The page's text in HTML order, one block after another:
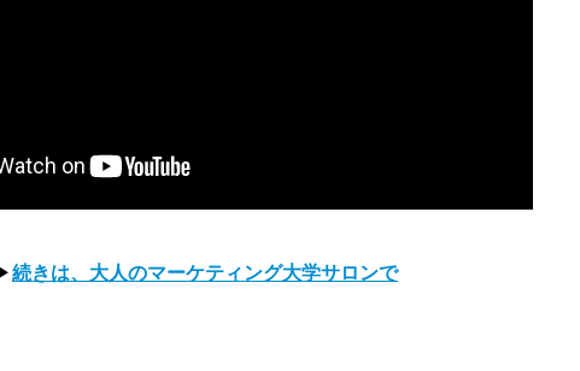
続きは、大人のマーケティング大学サロンで